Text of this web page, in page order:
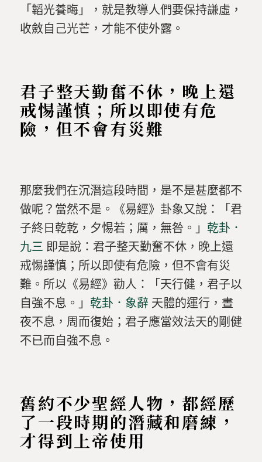
「韜光養晦」，就是教導人們要保持謙虛，
收斂自己光芒，才能不使外露。
君子整天勤奮不休，晚上還
戒惕謹慎；所以即使有危
險，但不會有災難
那麼我們在沉潛這段時間，是不是甚麼都不
做呢？當然不是。《易經》卦象又說：「君
子終日乾乾，夕惕若；厲，無咎。」 乾卦．
九三 即是說：君子整天勤奮不休，晚上還
戒惕謹慎；所以即使有危險，但不會有災
難。所以《易經》勸人：「天行健，君子以
自強不息。」 乾卦．象辭 天體的運行，晝
夜不息，周而復始；君子應當效法天的剛健
不已而自強不息。
舊約不少聖經人物，都經歷
了一段時期的潛藏和磨練，
才得到上帝使用